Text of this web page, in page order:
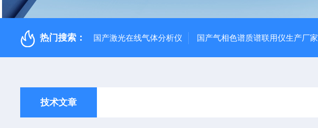
热门搜索： 国产激光在线气体分析仪 国产气相色谱质谱联用仪生产厂家
技术文章